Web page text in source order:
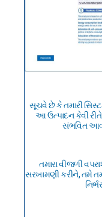
સૂચવે છે કે તમારી
આ ઉત્પાદન કેવી
સંભવિત
તમારા વીજળી
સરખામણી કરીને, તમે